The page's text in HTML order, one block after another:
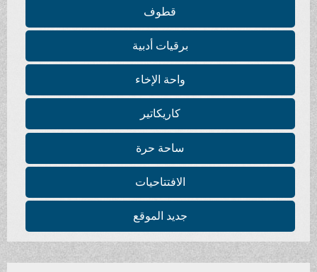
قطوف
برقيات أدبية
واحة الإخاء
كاريكاتير
ساحة حرة
الافتتاحيات
جديد الموقع